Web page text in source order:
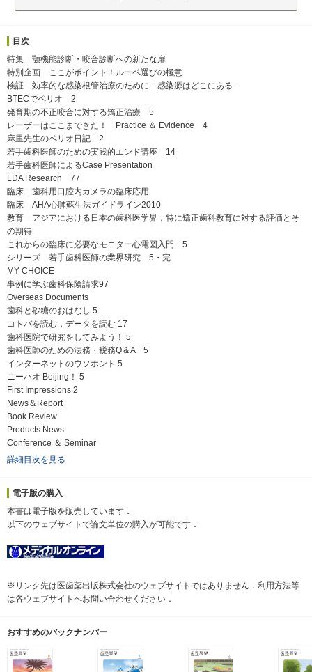
目次
特集 顎機能診断・咬合診断への新たな扉
特別企画 ここがポイント！ルーペ選びの極意
検証 効率的な感染根管治療のために－感染源はどこにある－
BTECでペリオ 2
発育期の不正咬合に対する矯正治療 5
レーザーはここまできた！ Practice ＆ Evidence 4
麻里先生のペリオ日記 2
若手歯科医師のための実践的エンド講座 14
若手歯科医師によるCase Presentation
LDA Research 77
臨床 歯科用口腔内カメラの臨床応用
臨床 AHA心肺蘇生法ガイドライン2010
教育 アジアにおける日本の歯科医学界，特に矯正歯科教育に対する評価とそ
の期待
これからの臨床に必要なモニター心電図入門 5
シリーズ 若手歯科医師の業界研究 5・完
MY CHOICE
事例に学ぶ歯科保険請求97
Overseas Documents
歯科と砂糖のおはなし 5
コトバを読む，データを読む 17
歯科医院で研究をしてみよう！ 5
歯科医師のための法務・税務Q＆A 5
インターネットのウソホント 5
ニーハオ Beijing！ 5
First Impressions 2
News＆Report
Book Review
Products News
Conference ＆ Seminar
詳細目次を見る
電子版の購入
本書は電子版を販売しています．
以下のウェブサイトで論文単位の購入が可能です．
※リンク先は医歯薬出版株式会社のウェブサイトではありません．利用方法等
は各ウェブサイトへお問い合わせください．
おすすめのバックナンバー